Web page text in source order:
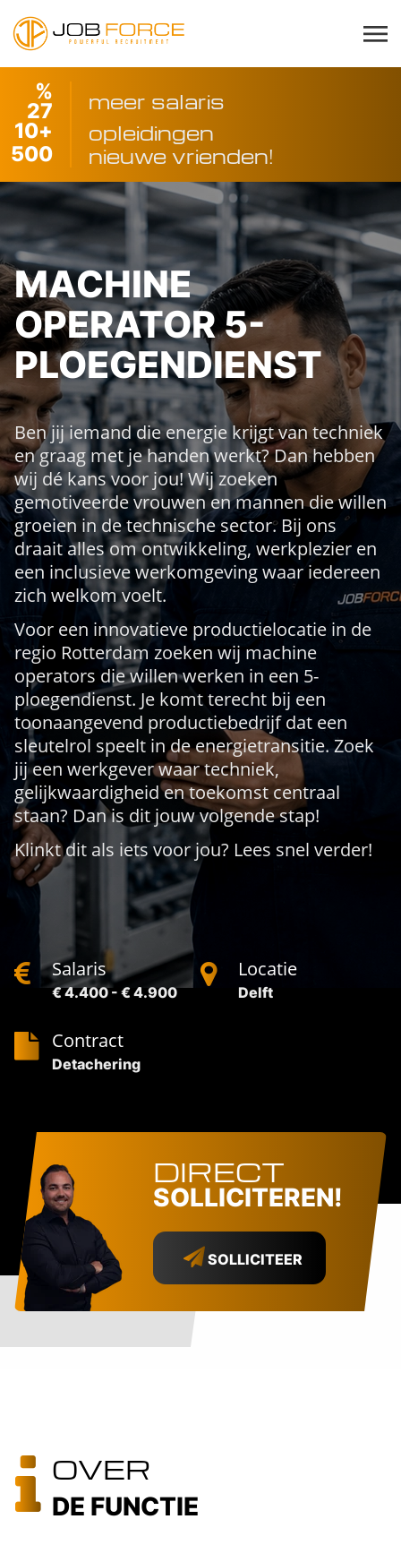
%
27
meer salaris
+
10
opleidingen
500
nieuwe vrienden!
MACHINE
OPERATOR 5-
PLOEGENDIENST
Ben jij iemand die energie krijgt van techniek
en graag met je handen werkt? Dan hebben
wij dé kans voor jou! Wij zoeken
gemotiveerde vrouwen en mannen die willen
groeien in de technische sector. Bij ons
draait alles om ontwikkeling, werkplezier en
een inclusieve werkomgeving waar iedereen
zich welkom voelt.
Voor een innovatieve productielocatie in de
regio Rotterdam zoeken wij machine
operators die willen werken in een 5-
ploegendienst. Je komt terecht bij een
toonaangevend productiebedrijf dat een
sleutelrol speelt in de energietransitie. Zoek
jij een werkgever waar techniek,
gelijkwaardigheid en toekomst centraal
staan? Dan is dit jouw volgende stap!
Klinkt dit als iets voor jou? Lees snel verder!
Salaris
€ 4.400 - € 4.900
Locatie
Delft
Contract
Detachering
DIRECT
SOLLICITEREN!
SOLLICITEER
OVER
DE FUNCTIE